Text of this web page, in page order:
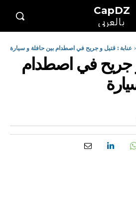
CapDZ
بالعربي
عنابة : قتيل و جريح في اصطدام بين حافلة و سيارة
جريح في اصطدام